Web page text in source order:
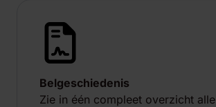
Belgeschiedenis
Zie in één compleet overzicht alle